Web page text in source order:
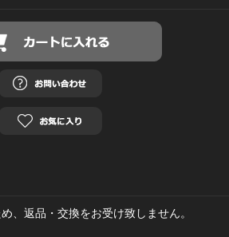
、返品・交換をお受け致しません。